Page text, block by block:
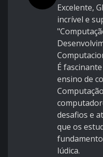
Excelente,
incrível e
É
ensino de
desafios e
que os
lúdica.